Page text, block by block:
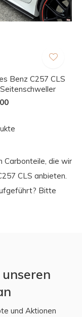
Benz C257 CLS
Carbonteile, die wir
CLS anbieten.
Bitte
und Aktionen